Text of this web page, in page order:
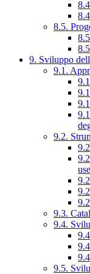
8.5.
9. Sviluppo
9.1.
9.2.
use
9.3.
9.4.
9.5.